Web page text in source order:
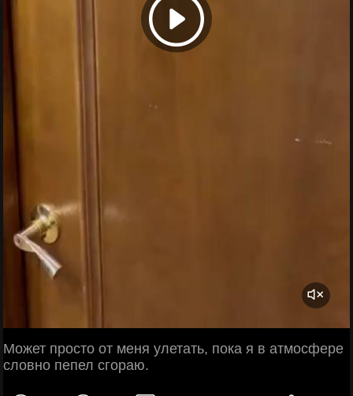
Может просто от меня улетать, пока я в атмосфере
словно пепел сгораю.